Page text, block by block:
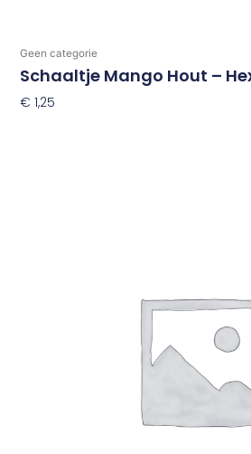
Geen categorie
Schaaltje Mango Hout –
€ 1,25